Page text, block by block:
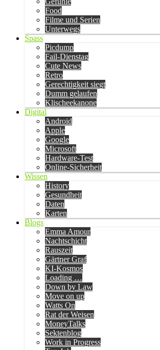
Food
Filme und Serien
Unterwegs
Spass
Picdump
Fail-Dienstag
Cute News
Retro
Gerechtigkeit siegt
Dumm gelaufen
Klischeekanone
Digital
Android
Apple
Google
Microsoft
Hardware-Test
Online-Sicherheit
Wissen
History
Gesundheit
Daten
Karten
Blogs
Emma Amour
Nachtschicht
Rauszeit
Gärtner Graf
KI-Kosmos
Loading …
Down by Law
Move on up
Watts On
Rat der Weisen
MoneyTalks
Sektenblog
Work in Progress